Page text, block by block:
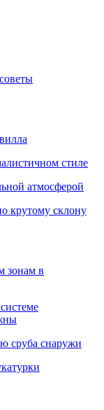
стиле
атмосферой
крутому склону
зонам в
сруба снаружи